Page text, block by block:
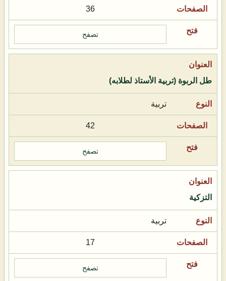
36
تصفح
طل الربوة (تربية الأستاذ لطلابه)
تربية
42
تصفح
التزكية
تربية
17
تصفح